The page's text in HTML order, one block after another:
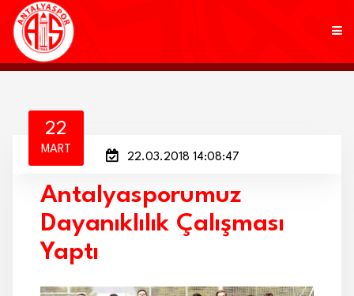
KULÜP
AKADEMİ
MARKALAR
22
MART
22.03.2018 14:08:47
Antalyasporumuz
Dayanıklılık Çalışması
Yaptı